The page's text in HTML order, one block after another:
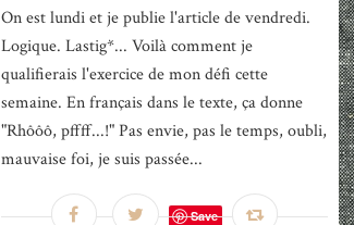
On est lundi et je publie l'article de vendredi.
Logique. Lastig*... Voilà comment je
qualifierais l'exercice de mon défi cette
semaine. En français dans le texte, ça donne
"Rhôôô, pffff...!" Pas envie, pas le temps, oubli,
mauvaise foi, je suis passée...
Save